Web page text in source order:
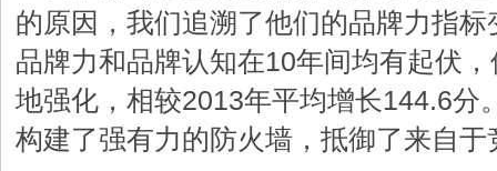
的原因，我们追溯了他们的品牌力指
品牌力和品牌认知在10年间均有起伏
地强化，相较2013年平均增长144.6分
构建了强有力的防火墙，抵御了来自于